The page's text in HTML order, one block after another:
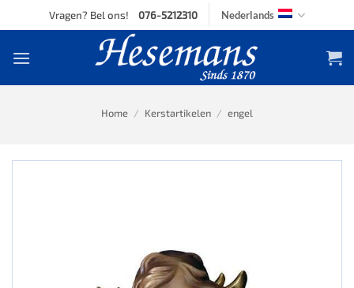
to
Vragen? Bel ons! 076-5212310 Nederlands
Home / Kerstartikelen / engel